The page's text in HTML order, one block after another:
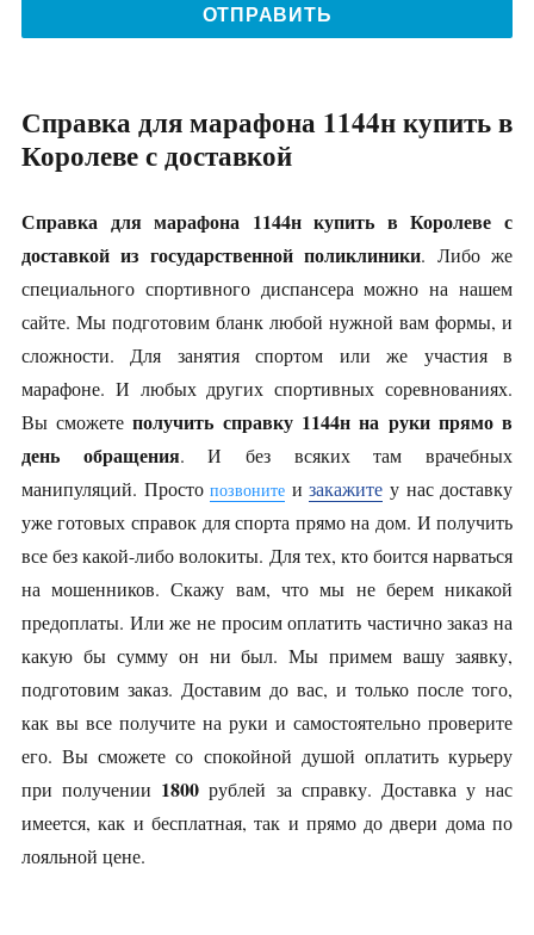
Справка для марафона 1144н купить в
Королеве с доставкой
Справка для марафона 1144н купить в Королеве с
доставкой из государственной поликлиники. Либо же
специального спортивного диспансера можно на нашем
сайте. Мы подготовим бланк любой нужной вам формы, и
сложности. Для занятия спортом или же участия в
марафоне. И любых других спортивных соревнованиях.
Вы сможетеполучить справку 1144н на руки прямо в
день обращения. И без всяких там врачебных
манипуляций. Простопозвоните изакажите у нас доставку
уже готовых справок для спорта прямо на дом. И получить
все без какой-либо волокиты. Для тех, кто боится нарваться
на мошенников. Скажу вам, что мы не берем никакой
предоплаты. Или же не просим оплатить частично заказ на
какую бы сумму он ни был. Мы примем вашу заявку,
подготовим заказ. Доставим до вас, и только после того,
как вы все получите на руки и самостоятельно проверите
его. Вы сможете со спокойной душой оплатить курьеру
при получении 1800 рублей за справку. Доставка у нас
имеется, как и бесплатная, так и прямо до двери дома по
лояльной цене.